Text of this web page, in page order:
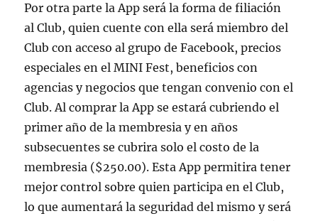
Por otra parte la App será la forma de filiación
al Club, quien cuente con ella será miembro del
Club con acceso al grupo de Facebook, precios
especiales en el MINI Fest, beneficios con
agencias y negocios que tengan convenio con el
Club. Al comprar la App se estará cubriendo el
primer año de la membresia y en años
subsecuentes se cubrira solo el costo de la
membresia ($250.00). Esta App permitira tener
mejor control sobre quien participa en el Club,
lo que aumentará la seguridad del mismo y será